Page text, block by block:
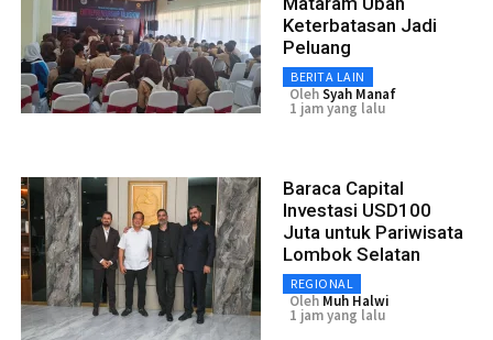
Keterbatasan Jadi
Peluang
BERITA LAIN
OlehSyah Manaf
1 jam yang lalu
Baraca Capital
Investasi USD100
Juta untuk Pariwisata
Lombok Selatan
REGIONAL
Oleh Muh Halwi
1 jam yang lalu